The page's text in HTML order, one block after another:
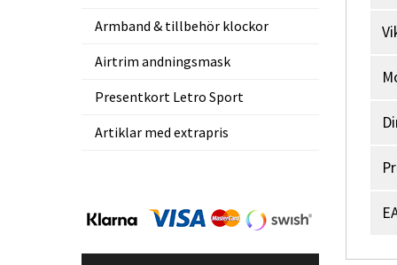
Armband & tillbehör klockor
Airtrim andningsmask
Presentkort Letro Sport
Artiklar med extrapris